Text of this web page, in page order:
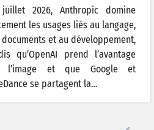
2026, Anthropic domine
les usages liés au langage,
documents et au développement,
qu’OpenAI prend l’avantage
l’image et que Google et
se partagent la…